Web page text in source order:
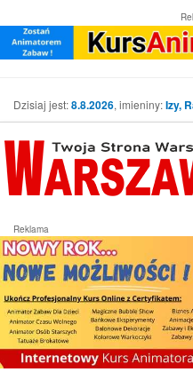
Dzisiaj jest:8.8.2026, imieniny:Izy,
Reklama